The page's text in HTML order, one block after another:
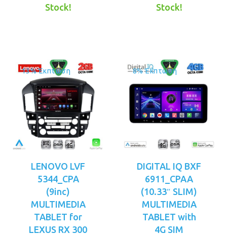
Stock!
Stock!
13% Έκπτωση
LENOVO LVF
5344_CPA
(9inc)
MULTIMEDIA
TABLET for
LEXUS RX 300
8% Έκπτωση
DIGITAL IQ BXF
6911_CPAA
(10.33″ SLIM)
MULTIMEDIA
TABLET with
4G SIM